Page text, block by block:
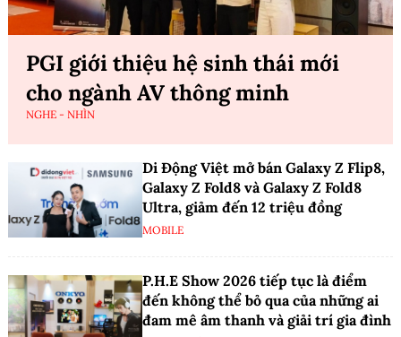
PGI giới thiệu hệ sinh thái mới
cho ngành AV thông minh
NGHE - NHÌN
Di Động Việt mở bán Galaxy Z Flip8,
Galaxy Z Fold8 và Galaxy Z Fold8
Ultra, giảm đến 12 triệu đồng
MOBILE
P.H.E Show 2026 tiếp tục là điểm
đến không thể bỏ qua của những ai
đam mê âm thanh và giải trí gia đình